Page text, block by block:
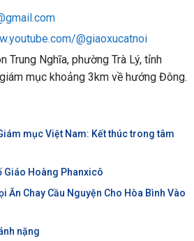
@giaoxucatnoi
Trung Nghĩa, phường Trà Lý, tỉnh
mục khoảng 3km về hướng Đông.
mục Việt Nam: Kết thúc trong tâm
Giáo Hoàng Phanxicô
Ăn Chay Cầu Nguyện Cho Hòa Bình Vào
nặng